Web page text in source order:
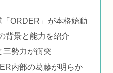
ORDER」が本格始動
背景と能力を紹介
三勢力が衝突
内部の葛藤が明らか